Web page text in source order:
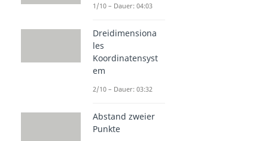
1/10 – Dauer: 04:03
Dreidimensiona
les
Koordinatensyst
em
2/10 – Dauer: 03:32
Abstand zweier
Punkte